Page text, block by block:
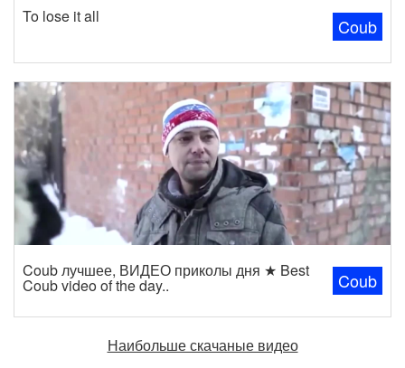
Coub
To lose it all
Coub
Coub лучшее, ВИДЕО приколы дня ★ Best
Coub video of the day..
Наибольше скачаные видео